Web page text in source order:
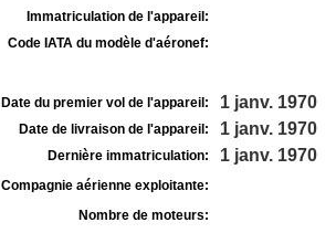
Immatriculation de l'appareil:
Code IATA du modèle d'aéronef:
Date du premier vol de l'appareil: 1 janv. 1970
Date de livraison de l'appareil: 1 janv. 1970
Dernière immatriculation: 1 janv. 1970
Compagnie aérienne exploitante:
Nombre de moteurs: